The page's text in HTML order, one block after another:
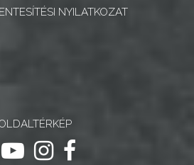
NYILATKOZAT
ugrás youtube csatornára
ugrás instagram
ugrás facebook-